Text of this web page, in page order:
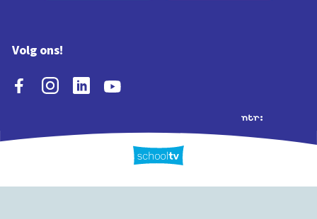
Volg ons!